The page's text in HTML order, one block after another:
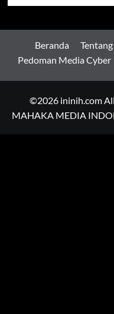
Beranda
Pedoman Media Cyber
©2026 ininih.com All
MAHAKA MEDIA